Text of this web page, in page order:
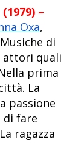
–
Oxa,
di
attori quali
prima
La
passione
di fare
ragazza